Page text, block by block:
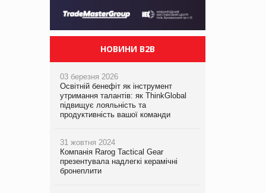
НОВИНИ B2B
03 березня 2026
Освітній бенефіт як інструмент
утримання талантів: як ThinkGlobal
підвищує лояльність та
продуктивність вашої команди
31 жовтня 2024
Компанія Rarog Tactical Gear
презентувала надлегкі керамічні
бронеплити